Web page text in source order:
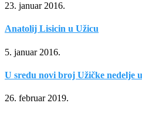
23. januar 2016.
Anatolij Lisicin u Užicu
5. januar 2016.
U sredu novi broj Užičke nedelje
26. februar 2019.